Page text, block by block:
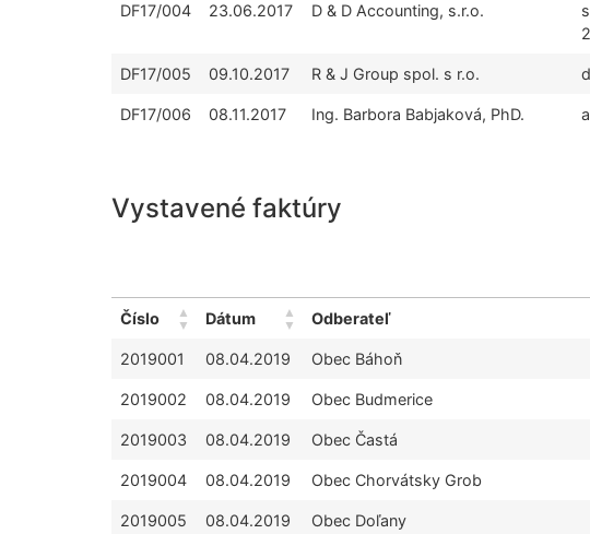
DF17/004 23.06.2017 D & D Accounting, s.r.o.
DF17/005 09.10.2017 R & J Group spol. s r.o.
DF17/006 08.11.2017 Ing. Barbora Babjaková, PhD.
Vystavené faktúry
Číslo Dátum Odberateľ
2019001 08.04.2019 Obec Báhoň
2019002 08.04.2019 Obec Budmerice
2019003 08.04.2019 Obec Častá
2019004 08.04.2019 Obec Chorvátsky Grob
2019005 08.04.2019 Obec Doľany